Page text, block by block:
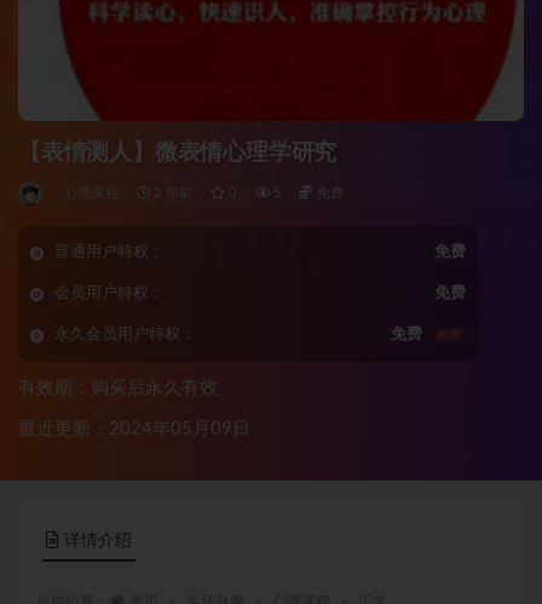
【表情测人】微表情心理学研究
心理课程 2 年前 0 5 免费
普通用户特权： 免费
会员用户特权： 免费
永久会员用户特权： 免费 推荐
有效期：购买后永久有效
最近更新：2024年05月09日
详情介绍